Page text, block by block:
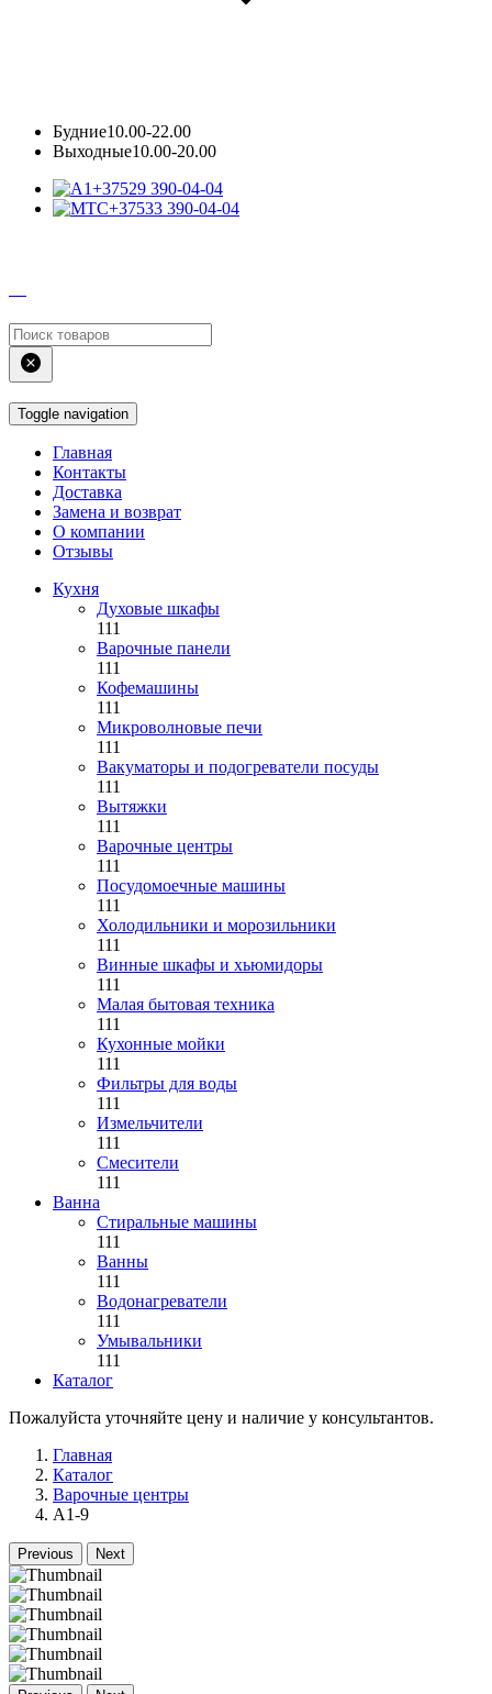
Будние10.00-22.00
Выходные10.00-20.00
+37529 390-04-04
+37533 390-04-04
Toggle navigation
Главная
Контакты
Доставка
Замена и возврат
О компании
Отзывы
Кухня
Духовые шкафы
111
Варочные панели
111
Кофемашины
111
Микроволновые печи
111
Вакуматоры и подогреватели посуды
111
Вытяжки
111
Варочные центры
111
Посудомоечные машины
111
Холодильники и морозильники
111
Винные шкафы и хьюмидоры
111
Малая бытовая техника
111
Кухонные мойки
111
Фильтры для воды
111
Измельчители
111
Смесители
111
Ванна
Стиральные машины
111
Ванны
111
Водонагреватели
111
Умывальники
111
Каталог
Пожалуйста уточняйте цену и наличие у консультантов.
Главная
Каталог
Варочные центры
A1-9
Previous Next